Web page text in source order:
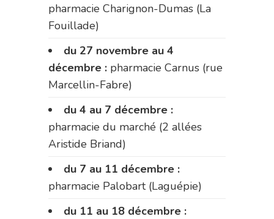
pharmacie Charignon-Dumas (La
Fouillade)
du 27 novembre au 4
décembre : pharmacie Carnus (rue
Marcellin-Fabre)
du 4 au 7 décembre :
pharmacie du marché (2 allées
Aristide Briand)
du 7 au 11 décembre :
pharmacie Palobart (Laguépie)
du 11 au 18 décembre :